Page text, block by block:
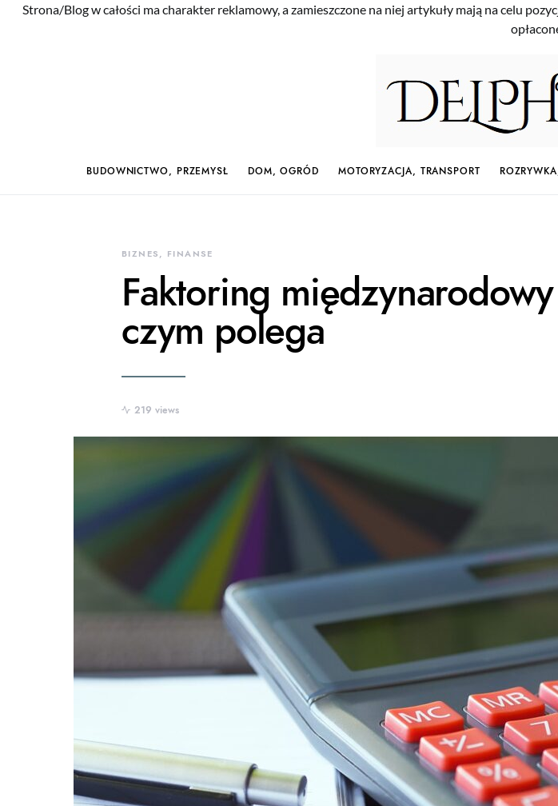
Strona/Blog w całości ma charakter reklamowy, a zamieszczone na niej artykuły mają na celu
BUDOWNICTWO, PRZEMYSŁ DOM, OGRÓD MOTORYZACJA, TRANSPORT
BIZNES, FINANSE
Faktoring
czym polega
219 views